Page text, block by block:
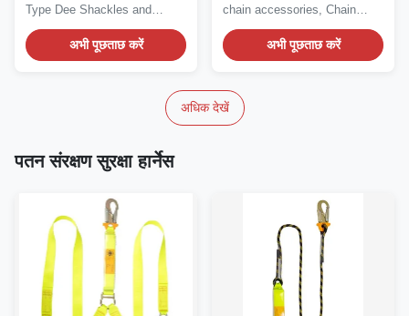
Type Dee Shackles and
Lifting Clamps,...
अभी पूछताछ करें
chain accessories, Chain
Sling Assembly,...
अभी पूछताछ करें
अधिक देखें
पतन संरक्षण सुरक्षा हार्नेस